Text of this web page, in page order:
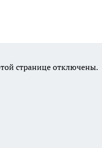
странице отключены.